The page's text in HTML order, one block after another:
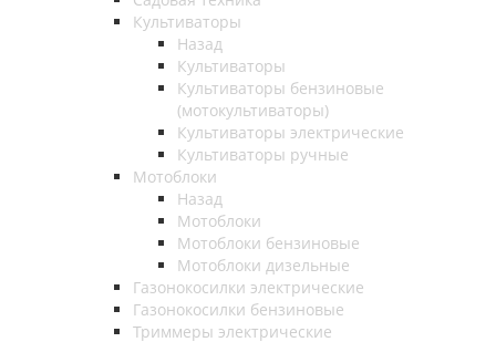
Культиваторы
Назад
Культиваторы
Культиваторы бензиновые
(мотокультиваторы)
Культиваторы электрические
Культиваторы ручные
Мотоблоки
Назад
Мотоблоки
Мотоблоки бензиновые
Мотоблоки дизельные
Газонокосилки электрические
Газонокосилки бензиновые
Триммеры электрические